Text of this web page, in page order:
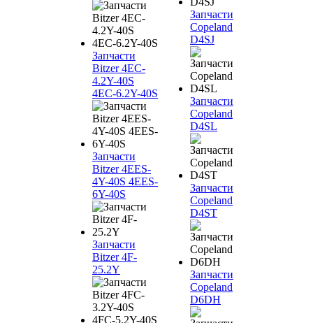
Запчасти
Bitzer 4EC-
4.2Y-40S
4EC-6.2Y-40S
Запчасти
Bitzer 4EES-
4Y-40S 4EES-
6Y-40S
Запчасти
Bitzer 4F-
25.2Y
Запчасти
Copeland
D4SJ
Запчасти
Copeland
D4SL
Запчасти
Copeland
D4ST
Запчасти
Copeland
D6DH